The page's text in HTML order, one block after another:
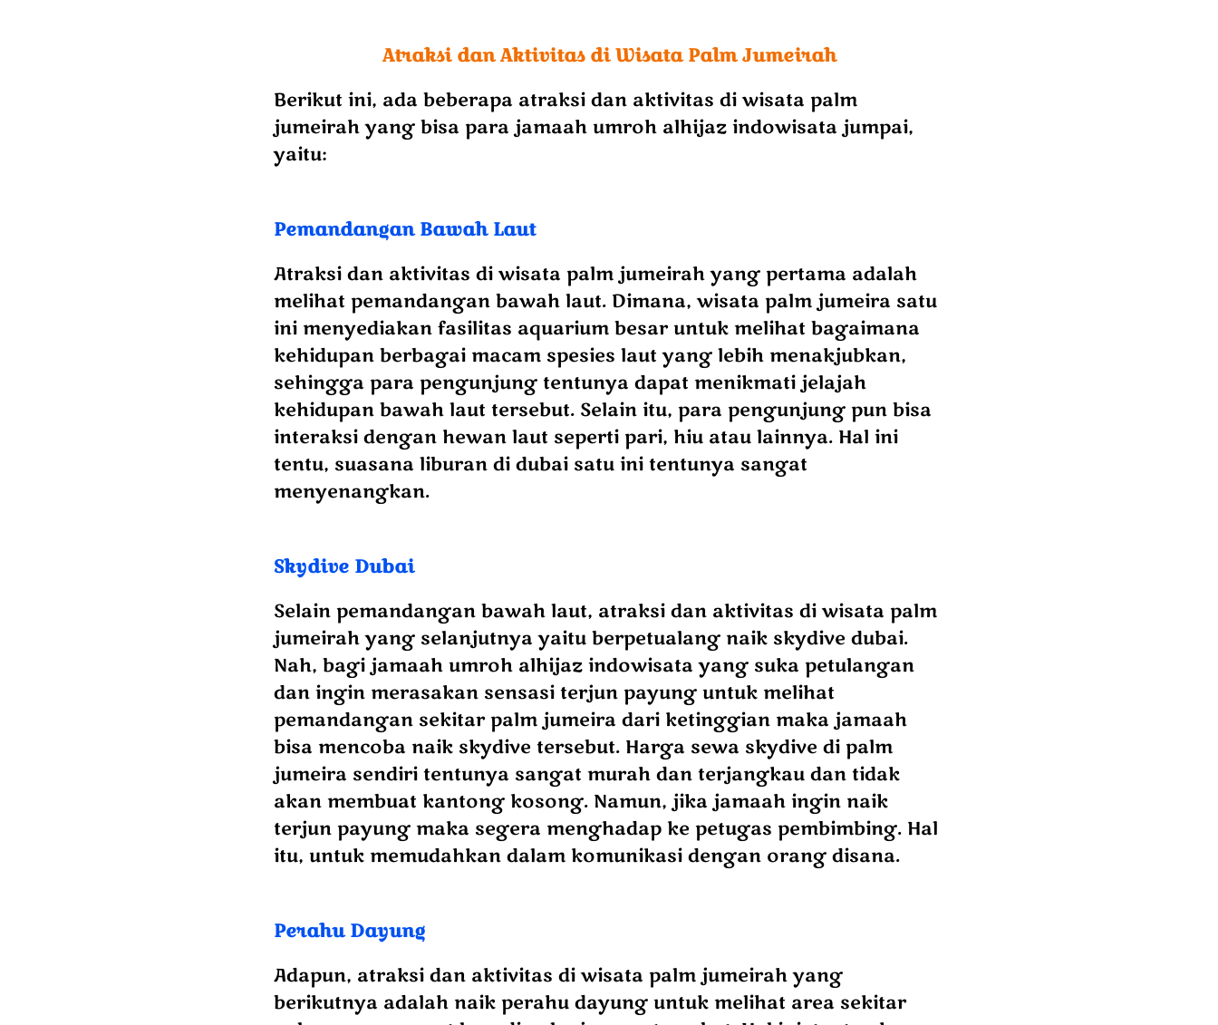
Atraksi dan Aktivitas di Wisata Palm Jumeirah
Berikut ini, ada beberapa atraksi dan aktivitas di wisata palm
jumeirah yang bisa para jamaah umroh alhijaz indowisata jumpai,
yaitu:
Pemandangan Bawah Laut
Atraksi dan aktivitas di wisata palm jumeirah yang pertama adalah
melihat pemandangan bawah laut. Dimana, wisata palm jumeira satu
ini menyediakan fasilitas aquarium besar untuk melihat bagaimana
kehidupan berbagai macam spesies laut yang lebih menakjubkan,
sehingga para pengunjung tentunya dapat menikmati jelajah
kehidupan bawah laut tersebut. Selain itu, para pengunjung pun bisa
interaksi dengan hewan laut seperti pari, hiu atau lainnya. Hal ini
tentu, suasana liburan di dubai satu ini tentunya sangat
menyenangkan.
Skydive Dubai
Selain pemandangan bawah laut, atraksi dan aktivitas di wisata palm
jumeirah yang selanjutnya yaitu berpetualang naik skydive dubai.
Nah, bagi jamaah umroh alhijaz indowisata yang suka petulangan
dan ingin merasakan sensasi terjun payung untuk melihat
pemandangan sekitar palm jumeira dari ketinggian maka jamaah
bisa mencoba naik skydive tersebut. Harga sewa skydive di palm
jumeira sendiri tentunya sangat murah dan terjangkau dan tidak
akan membuat kantong kosong. Namun, jika jamaah ingin naik
terjun payung maka segera menghadap ke petugas pembimbing. Hal
itu, untuk memudahkan dalam komunikasi dengan orang disana.
Perahu Dayung
Adapun, atraksi dan aktivitas di wisata palm jumeirah yang
berikutnya adalah naik perahu dayung untuk melihat area sekitar